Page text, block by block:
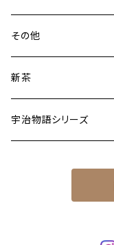
その他
新茶
宇治物語シリーズ